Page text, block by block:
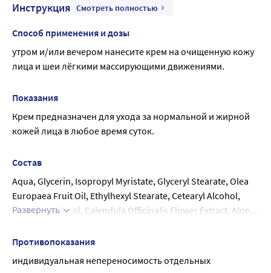
Инструкция Смотреть полностью
Способ применения и дозы
утром и/или вечером нанесите крем на очищенную кожу
лица и шеи лёгкими массирующими движениями.
Показания
Крем предназначен для ухода за нормальной и жирной
кожей лица в любое время суток.
Состав
Aqua, Glycerin, Isopropyl Myristate, Glyceryl Stearate, Olea
Europaea Fruit Oil, Ethylhexyl Stearate, Cetearyl Аlcohol,
Propylene Glycol, Сalendula Officinalis Flower Extract, Aloe
Isododecane, Dimethicone Crosspolymer, Carbomer,
Ethylhexylglycerin.
Развернуть
Противопоказания
индивидуальная непереносимость отдельных